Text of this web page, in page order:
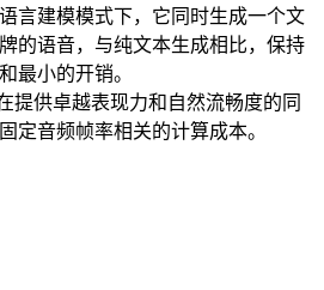
言建模模式下，它同时生成一个文
的语音，与纯文本生成相比，保持
最小的开销。
提供卓越表现力和自然流畅度的同
定音频帧率相关的计算成本。